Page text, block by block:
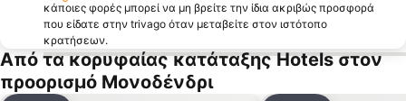
Παραδοσιακός Οικισμός Τσεπελόβου
Φετιχιέ Τζαμί
Παραδοσιακός Οικισμός Συρράκο
Μονή Αγίου Ιωάννου Προδρόμου Κάτω Μερόπης Πωγωνίου
Ποταμός Λούρος
Mουσείο Προεπαναστατικής Περιόδου
Παραδοσιακός Οικισμός Διλόφου
κάποιες φορές μπορεί να μη βρείτε την ίδια ακριβώς προσφορά
που είδατε στην trivago όταν μεταβείτε στον ιστότοπο
κρατήσεων.
Από τα κορυφαίας κατάταξης Hotels στον
προορισμό Μονοδένδρι